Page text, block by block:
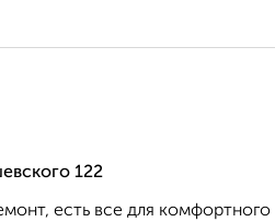
122
есть все для комфортного